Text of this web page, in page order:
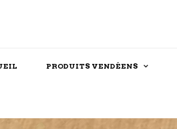
PRODUITS VENDÉENS